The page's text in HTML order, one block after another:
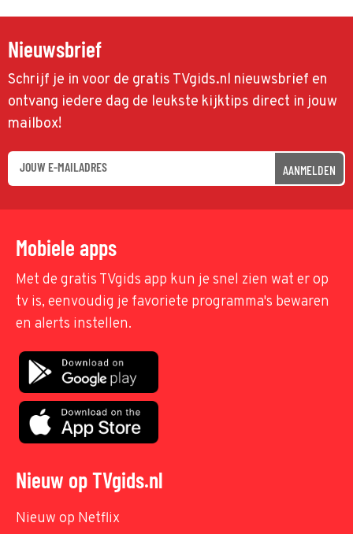
Nieuwsbrief
Schrijf je in voor de gratis TVgids.nl nieuwsbrief en
ontvang iedere dag de leukste kijktips direct in jouw
mailbox!
AANMELDEN
Mobiele apps
Met de gratis TVgids app kun je snel zien wat er op
tv is, eenvoudig je favoriete programma's bewaren
en alerts instellen.
Nieuw op TVgids.nl
Nieuw op Netflix